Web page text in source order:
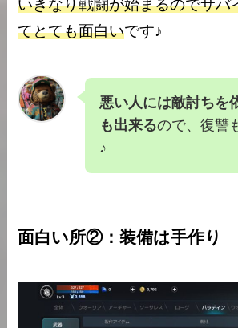
いきなり戦闘が始まるのでサバ
てとても面白いです♪
悪い人には敵討ちを
も出来るので、復讐
♪
面白い所②：装備は手作り